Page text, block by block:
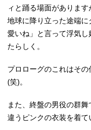
ィと踊る場面があります
地球に降り立った途端に
愛いね」と言って浮気
たらしく。
プロローグのこれはそ
(笑)。
また、終盤の男役の群
違うピンクの衣装を着て